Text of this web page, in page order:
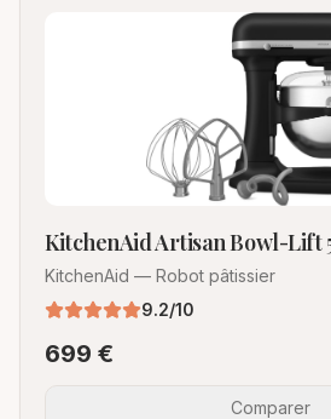
KitchenAid Artisan Bowl-Lift
KitchenAid — Robot pâtissier
9.2/10
699 €
Comparer